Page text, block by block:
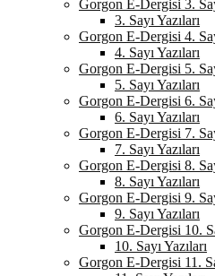
Gorgon E-Dergisi 3.
3. Sayı Yazıları
Gorgon E-Dergisi 4.
4. Sayı Yazıları
Gorgon E-Dergisi 5.
5. Sayı Yazıları
Gorgon E-Dergisi 6.
6. Sayı Yazıları
Gorgon E-Dergisi 7.
7. Sayı Yazıları
Gorgon E-Dergisi 8.
8. Sayı Yazıları
Gorgon E-Dergisi 9.
9. Sayı Yazıları
Gorgon E-Dergisi 10.
10. Sayı Yazıları
Gorgon E-Dergisi 11.